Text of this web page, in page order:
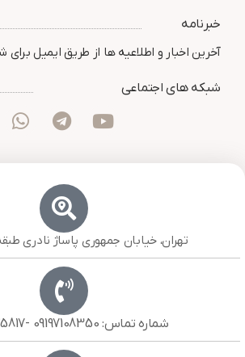
خبرنامه
آخرین اخبار و اطلاعیه ها از طریق ایمیل
شبکه های اجتماعی
تهران، خیابان جمهوری پاساژ نادری طبقه
شماره تماس: 09197108350 -02166725817